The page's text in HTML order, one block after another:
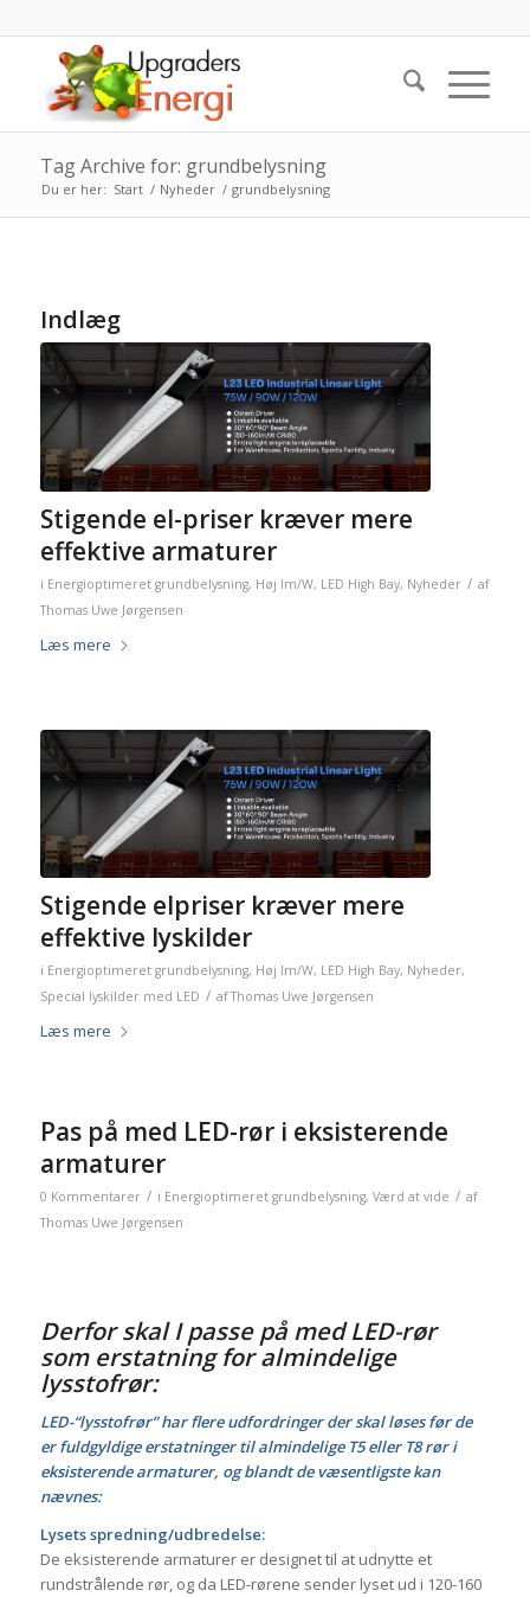
Tag Archive for: grundbelysning
Du er her: Start / Nyheder / grundbelysning
Indlæg
Stigende el-priser kræver mere
effektive armaturer
i Energioptimeret grundbelysning, Høj lm/W, LED High Bay, Nyheder / af
Thomas Uwe Jørgensen
Læs mere
Stigende elpriser kræver mere
effektive lyskilder
i Energioptimeret grundbelysning, Høj lm/W, LED High Bay, Nyheder,
Special lyskilder med LED / afThomas Uwe Jørgensen
Læs mere
Pas på med LED-rør i eksisterende
armaturer
0 Kommentarer / i Energioptimeret grundbelysning, Værd at vide / af
Thomas Uwe Jørgensen
Derfor skal I passe på med LED-rør
som erstatning for almindelige
lysstofrør:
LED-“lysstofrør” har flere udfordringer der skal løses før de
er fuldgyldige erstatninger til almindelige T5 eller T8 rør i
eksisterende armaturer, og blandt de væsentligste kan
nævnes:
Lysets spredning/udbredelse:
De eksisterende armaturer er designet til at udnytte et
rundstrålende rør, og da LED-rørene sender lyset ud i 120-160